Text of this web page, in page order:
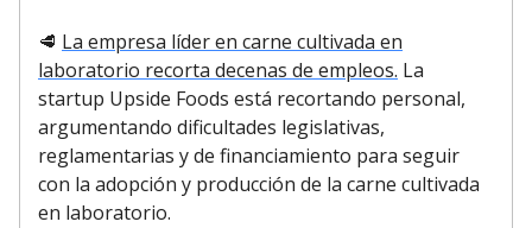
🥩 La empresa líder en carne cultivada en
laboratorio recorta decenas de empleos. La
startup Upside Foods está recortando personal,
argumentando dificultades legislativas,
reglamentarias y de financiamiento para seguir
con la adopción y producción de la carne cultivada
en laboratorio.